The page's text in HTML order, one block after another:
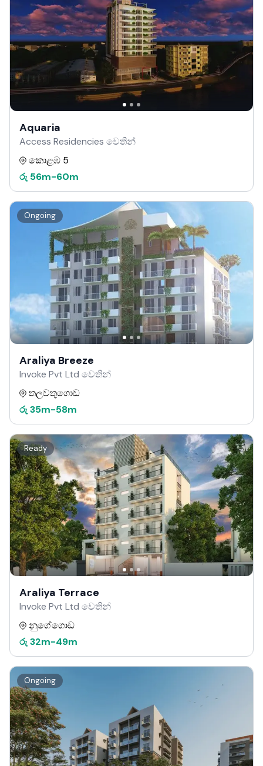
Aquaria
Access Residencies වෙතින්
කොළඹ 5
රු 56m-60m
Ongoing
Araliya Breeze
Invoke Pvt Ltd වෙතින්
තලවතුගොඩ
රු 35m-58m
Ready
Araliya Terrace
Invoke Pvt Ltd වෙතින්
නුගේගොඩ
රු 32m-49m
Ongoing